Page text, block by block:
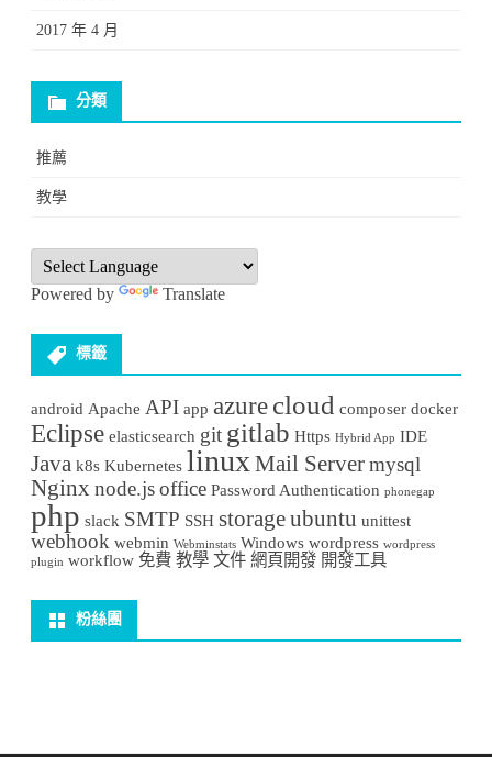
2017 年 4 月
分類
推薦
教學
Powered by Translate
標籤
android Apache API app azurecloud composer docker
Eclipse elasticsearch git gitlab Https Hybrid App IDE
Java k8s Kubernetes linux Mail Servermysql
Nginx node.jsoffice Password Authentication phonegap
php slack SMTP SSH storageubuntu unittest
webhook webmin Webminstats Windows wordpress wordpress
plugin workflow 免費 教學 文件 網頁開發 開發工具
粉絲團